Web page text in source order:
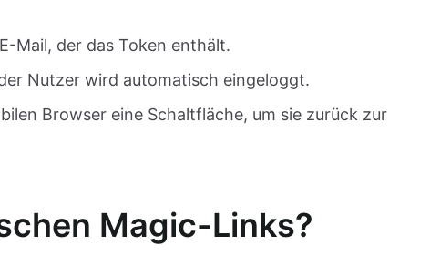
Mail, der das Token enthält.
Nutzer wird automatisch eingeloggt.
Browser eine Schaltfläche, um sie zurück zur
Magic-Links?